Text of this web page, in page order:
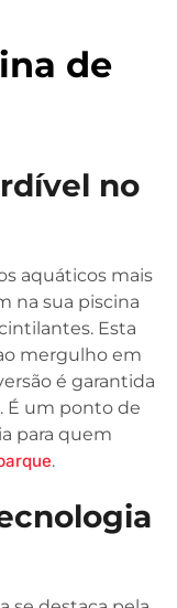
de
no
aquáticos mais
na sua piscina
Esta
mergulho em
é garantida
É um ponto de
para quem
.